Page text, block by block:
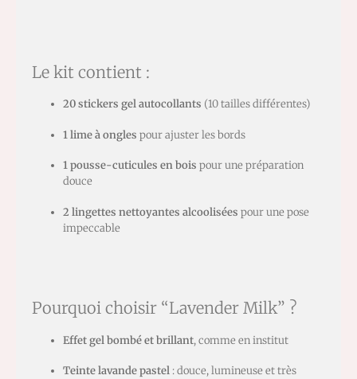
Le kit contient :
20 stickers gel autocollants (10 tailles différentes)
1 lime à ongles pour ajuster les bords
1 pousse-cuticules en bois pour une préparation
douce
2 lingettes nettoyantes alcoolisées pour une pose
impeccable
Pourquoi choisir “Lavender Milk” ?
Effet gel bombé et brillant, comme en institut
Teinte lavande pastel : douce, lumineuse et très